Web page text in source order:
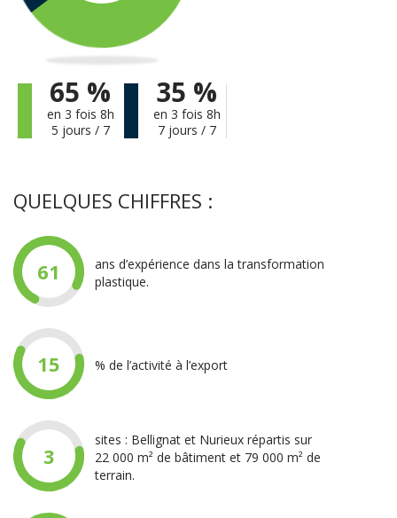
65 %
en 3 fois 8h
5 jours / 7
35 %
en 3 fois 8h
7 jours / 7
QUELQUES CHIFFRES :
61
ans d’expérience dans la transformation
plastique.
15 % de l’activité à l’export
3
sites : Bellignat et Nurieux répartis sur
22 000 m² de bâtiment et 79 000 m² de
terrain.